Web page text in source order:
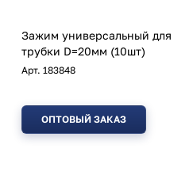
Зажим универсальный для
трубки D=20мм (10шт)
Арт. 183848
ОПТОВЫЙ ЗАКАЗ